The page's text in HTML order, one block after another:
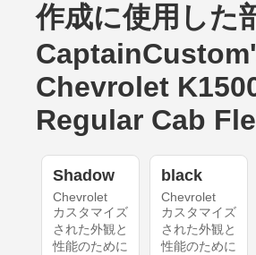
作成に使用した
Chevrolet
Regular Cab
Shadow
Chevrolet
カスタマイズ
された外観と
性能のために
black
Chevrolet
カスタマイズ
された外観と
性能のために